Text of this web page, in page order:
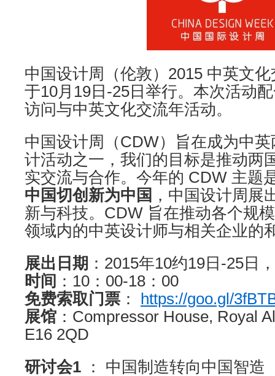
中国设计周（伦敦）2015 中英文
于10月19日-25日举行。本次活动
访问与中英文化交流年活动。
中国设计周（CDW）旨在成为中
计活动之一，我们的目标是推动两
实交流与合作。今年的 CDW 主题
中国切创新为中国 ，中国设计周展
新与科技。CDW 旨在推动各个规
领域内的中英设计师与相关企业的
展出日期 ：2015年10约19日-25日
时间 ：10：00-18：00
免费索取门票 ：
https://goo.gl/
展馆 ：Compressor House, Royal
E16 2QD
研讨会1 ： 中国制造转向中国智造